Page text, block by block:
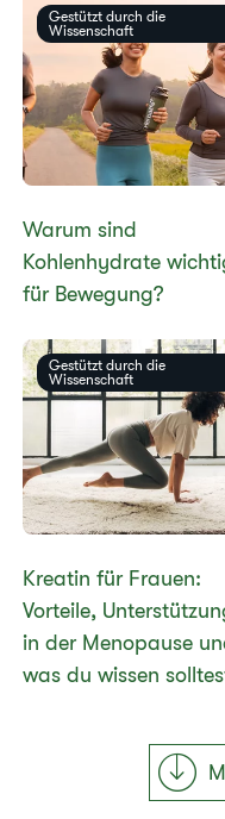
Gestützt durch die
Wissenschaft
​​Warum sind
Kohlenhydrate
für Bewegung?​
Gestützt durch die
Wissenschaft
Kreatin für Frauen:
Vorteile,
in der Menopause
was du wissen